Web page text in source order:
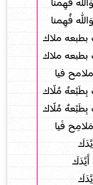
فُهِمنا
فُهِمنا
بطبعه ملاك
بطبعه ملاك
فيا
بِطَبْعهُ مُلّاك
بِطَبْعهُ مُلّاك
فَيا
أَيَّدَكَ